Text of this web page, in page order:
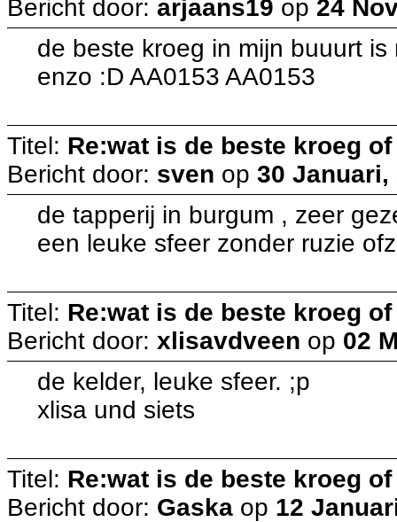
Bericht door: arjaans19 op 24
de beste kroeg in mijn buuurt
enzo :D AA0153 AA0153
Titel: Re:wat is de beste kroeg
Bericht door: sven op 30 Januari,
de tapperij in burgum , zeer
een leuke sfeer zonder ruzie
Titel: Re:wat is de beste kroeg
Bericht door: xlisavdveen op 02
de kelder, leuke sfeer. ;p
xlisa und siets
Titel: Re:wat is de beste kroeg
Bericht door: Gaska op 12